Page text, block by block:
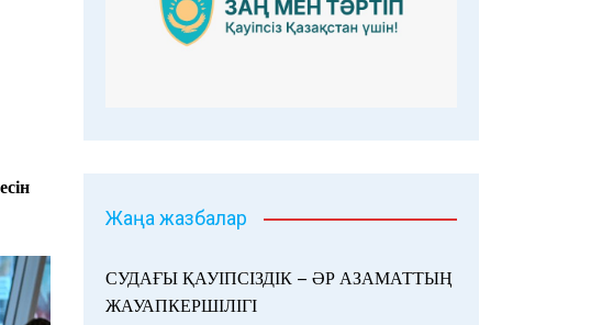
Жаңа жазбалар
СУДАҒЫ ҚАУІПСІЗДІК – ӘР АЗАМАТТЫҢ
ЖАУАПКЕРШІЛІГІ